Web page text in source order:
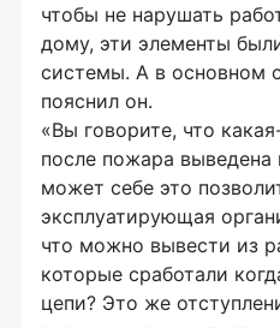
чтобы не нарушать
дому, эти элементы
системы. А в основном
пояснил он.
«Вы говорите, что
после пожара выведена
может себе это
эксплуатирующая
что можно вывести из
которые сработали
цепи? Это же